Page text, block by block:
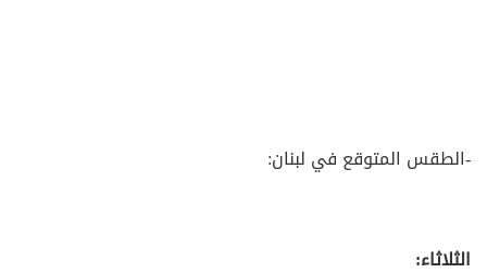
-الطقس المتوقع في لبنان:
الثلاثاء: